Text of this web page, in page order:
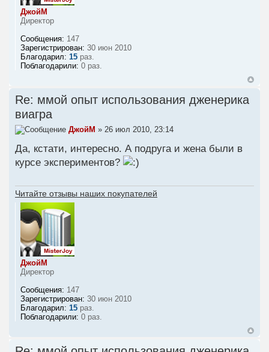
ДжойМ
Директор
Сообщения: 147
Зарегистрирован: 30 июн 2010
Благодарил: 15 раз.
Поблагодарили: 0 раз.
Re: ммой опыт использования дженерика
виагра
ДжойМ » 26 июл 2010, 23:14
Да, кстати, интересно. А подруга и жена были в
курсе экспериментов?
Читайте отзывы наших покупателей
ДжойМ
Директор
Сообщения: 147
Зарегистрирован: 30 июн 2010
Благодарил: 15 раз.
Поблагодарили: 0 раз.